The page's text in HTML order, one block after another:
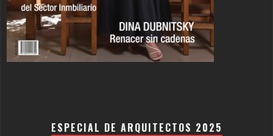
ESPECIAL DE ARQUITECTOS 2025